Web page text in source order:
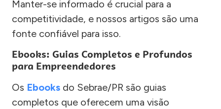
Manter-se informado é crucial para a
competitividade, e nossos artigos são uma
fonte confiável para isso.
Ebooks: Guias Completos e Profundos
para Empreendedores
Os Ebooks do Sebrae/PR são guias
completos que oferecem uma visão